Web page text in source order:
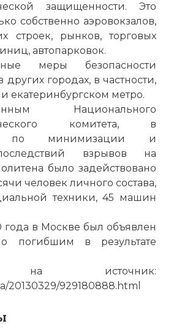
защищенности. Это
собственно аэровокзалов,
строек, рынков, торговых
автопарковок.
меры безопасности
городах, в частности,
екатеринбургском метро.
Национального
комитета, в
по минимизации и
взрывов на
было задействовано
человек личного состава,
техники, 45 машин
года в Москве был объявлен
погибшим в результате
на источник:
20130329/929180888.html
метро Парк культуры.29